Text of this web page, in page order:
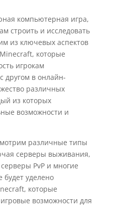
компьютерная игра,
строить и исследовать
из ключевых аспектов
которые
игрокам
другом в онлайн-
различных
из которых
возможности и
различные типы
серверы выживания,
PvP и многие
уделено
которые
возможности для